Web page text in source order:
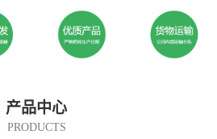
产品中心
PRODUCTS